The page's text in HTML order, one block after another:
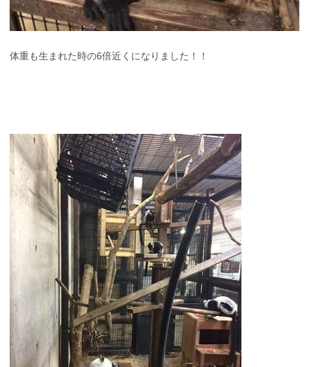
体重も生まれた時の6倍近くになりました！！